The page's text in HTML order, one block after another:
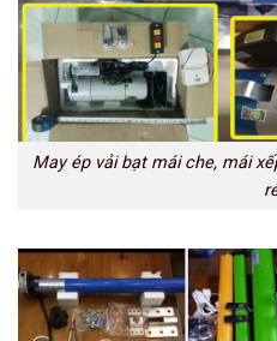
May ép vải bạt mái che, mái